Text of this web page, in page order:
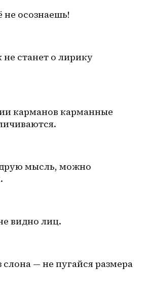
не осознаешь!
станет о лирику
карманов карманные
мысль, можно
видно лиц.
— не пугайся размера